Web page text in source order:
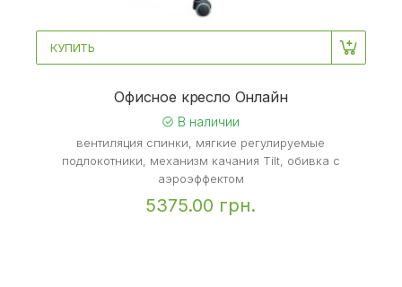
КУПИТЬ
Офисное кресло Онлайн
В наличии
вентиляция спинки, мягкие регулируемые
подлокотники, механизм качания Тilt, обивка с
аэроэффектом
5375.00 грн.